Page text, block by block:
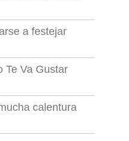
a festejar
Te Va Gustar
calentura